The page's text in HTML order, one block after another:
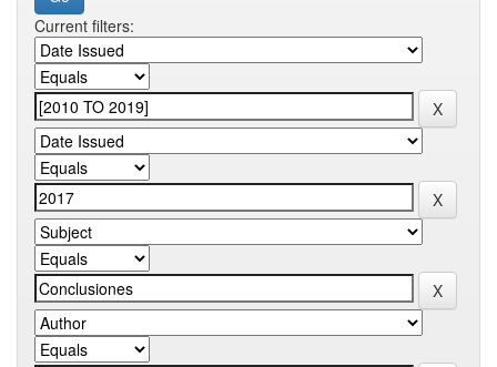
Current filters: